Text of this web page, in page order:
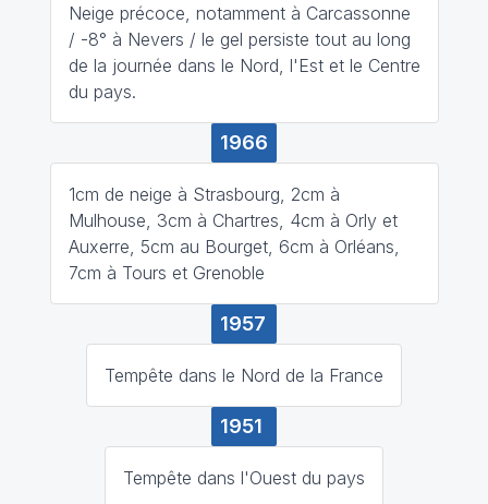
Neige précoce, notamment à Carcassonne
/ -8° à Nevers / le gel persiste tout au long
de la journée dans le Nord, l'Est et le Centre
du pays.
1966
1cm de neige à Strasbourg, 2cm à
Mulhouse, 3cm à Chartres, 4cm à Orly et
Auxerre, 5cm au Bourget, 6cm à Orléans,
7cm à Tours et Grenoble
1957
Tempête dans le Nord de la France
1951
Tempête dans l'Ouest du pays